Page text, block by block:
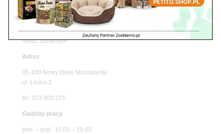
Godziny pracy
pon. – piąt. 10.00 – 19.00
sob. 10.00 – 15.00
niedz. zamknięte
Adres
05-100 Nowy Dwór Mazowiecki
ul. Leśna 2
tel. 503 900 215
Godziny pracy
pon. – piąt. 10.00 – 19.00